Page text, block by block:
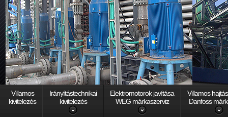
Villamos
kivitelezés
Irányítástechnikai
kivitelezés
Elektromotorok javítása
WEG márkaszerviz
Villamos
Danfoss